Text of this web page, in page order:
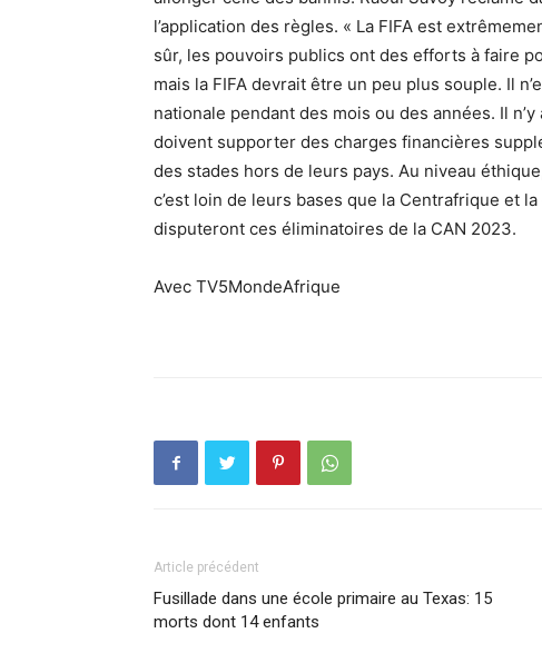
l’application des règles. « La FIFA est
sûr, les pouvoirs publics ont des efforts à faire
mais la FIFA devrait être un peu plus souple. Il
nationale pendant des mois ou des années. Il
doivent supporter des charges financières
des stades hors de leurs pays. Au niveau
c’est loin de leurs bases que la Centrafrique et
disputeront ces éliminatoires de la CAN 2023.
Avec TV5MondeAfrique
Article précédent
Fusillade dans une école primaire au Texas: 15
morts dont 14 enfants